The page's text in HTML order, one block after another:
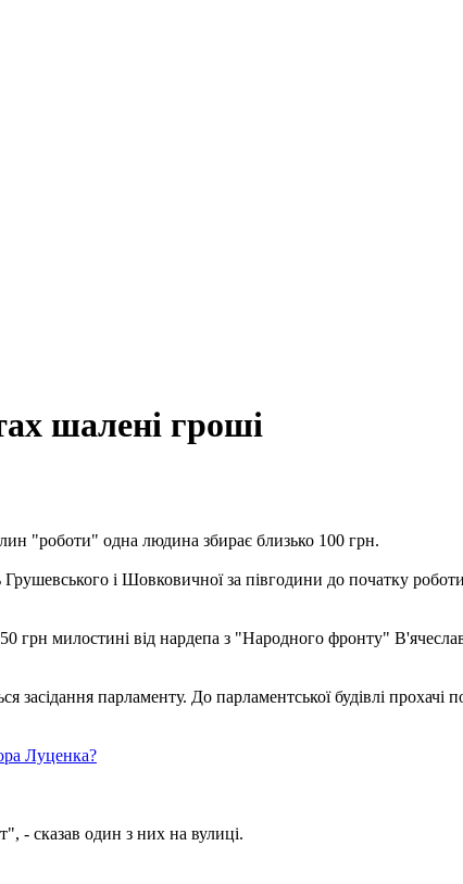
шалені гроші
"роботи" одна людина збирає близько 100 грн.
і Шовковичної за півгодини до початку
грн милостині від нардепа з "Народного фронту"
парламенту. До парламентської будівлі прохачі
Луценка?
- сказав один з них на вулиці.